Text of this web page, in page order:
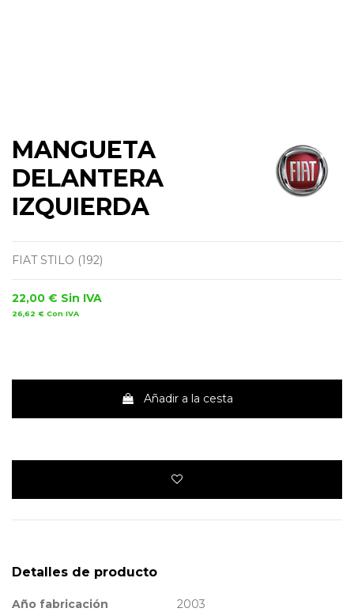
MANGUETA
DELANTERA
IZQUIERDA
FIAT STILO (192)
22,00 € Sin IVA
26,62 € Con IVA
Añadir a la cesta
Detalles de producto
Año fabricación
2003